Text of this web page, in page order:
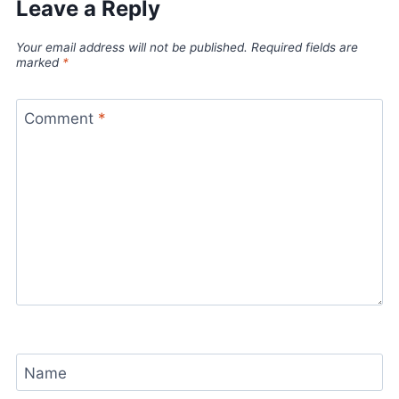
Leave a Reply
Your email address will not be published. Required fields are
marked *
Comment *
Name